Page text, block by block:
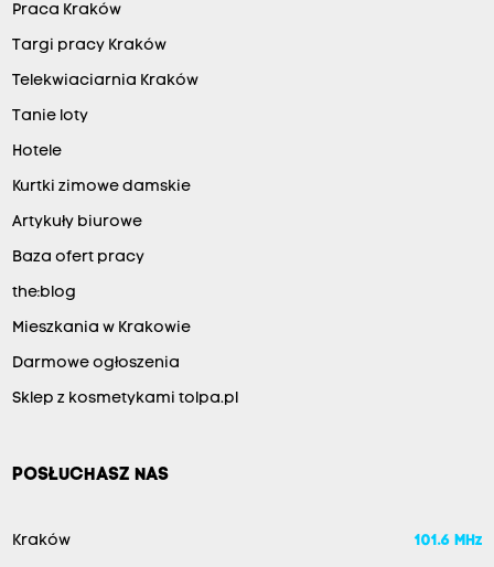
Praca Kraków
Targi pracy Kraków
Telekwiaciarnia Kraków
Tanie loty
Hotele
Kurtki zimowe damskie
Artykuły biurowe
Baza ofert pracy
the:blog
Mieszkania w Krakowie
Darmowe ogłoszenia
Sklep z kosmetykami tolpa.pl
POSŁUCHASZ NAS
Kraków 101.6 MHz